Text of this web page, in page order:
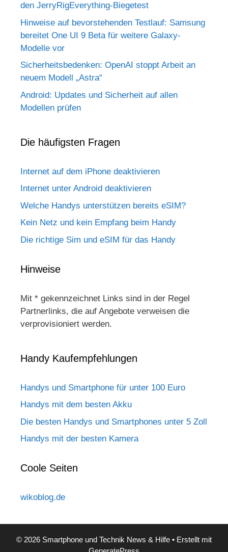
den JerryRigEverything-Biegetest
Hinweise auf bevorstehenden Testlauf: Samsung
bereitet One UI 9 Beta für weitere Galaxy-
Modelle vor
Sicherheitsbedenken: OpenAI stoppt Arbeit an
neuem Modell „Astra“
Android: Updates und Sicherheit auf allen
Modellen prüfen
Die häufigsten Fragen
Internet auf dem iPhone deaktivieren
Internet unter Android deaktivieren
Welche Handys unterstützen bereits eSIM?
Kein Netz und kein Empfang beim Handy
Die richtige Sim und eSIM für das Handy
Hinweise
Mit * gekennzeichnet Links sind in der Regel
Partnerlinks, die auf Angebote verweisen die
verprovisioniert werden.
Handy Kaufempfehlungen
Handys und Smartphone für unter 100 Euro
Handys mit dem besten Akku
Die besten Handys und Smartphones unter 5 Zoll
Handys mit der besten Kamera
Coole Seiten
wikoblog.de
© 2026 Smartphone und Technik News & Hilfe • Erstellt mit